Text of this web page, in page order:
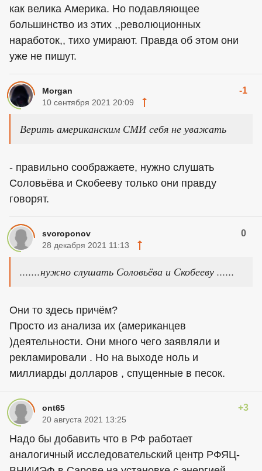
как велика Америка. Но подавляющее
большинство из этих ,,революционных
наработок,, тихо умирают. Правда об этом они
уже не пишут.
Morgan -1
10 сентября 2021 20:09
Верить американским СМИ себя не уважать
- правильно соображаете, нужно слушать
Соловьёва и Скобееву только они правду
говорят.
svoroponov 0
28 декабря 2021 11:13
.......нужно слушать Соловьёва и Скобееву ......
Они то здесь причём?
Просто из анализа их (американцев
)деятельности. Они много чего заявляли и
рекламировали . Но на выходе ноль и
миллиарды долларов , спущенные в песок.
ont65 +3
20 августа 2021 13:25
Надо бы добавить что в РФ работает
аналогичный исследовательский центр РФЯЦ-